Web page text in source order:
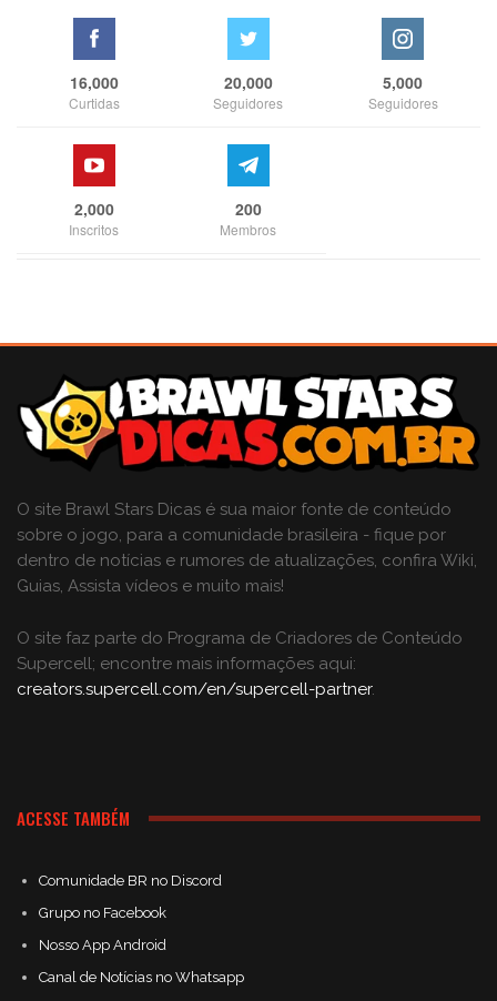
16,000
Curtidas
20,000
Seguidores
5,000
Seguidores
2,000
Inscritos
200
Membros
O site Brawl Stars Dicas é sua maior fonte de conteúdo
sobre o jogo, para a comunidade brasileira - fique por
dentro de notícias e rumores de atualizações, confira Wiki,
Guias, Assista vídeos e muito mais!
O site faz parte do Programa de Criadores de Conteúdo
Supercell; encontre mais informações aqui:
creators.supercell.com/en/supercell-partner.
ACESSE TAMBÉM
Comunidade BR no Discord
Grupo no Facebook
Nosso App Android
Canal de Notícias no Whatsapp